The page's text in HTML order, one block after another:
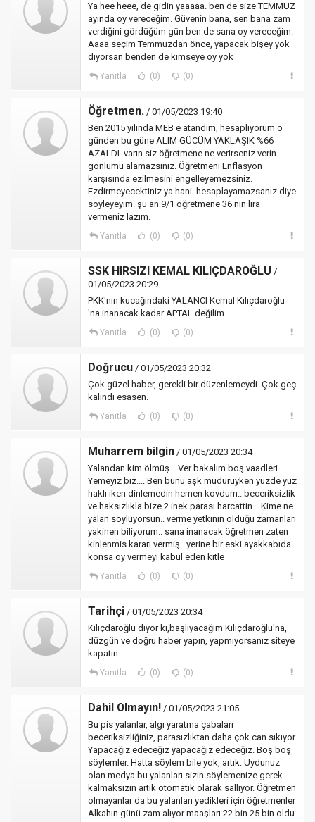
Ya hee heee, de gidin yaaaaa. ben de size TEMMUZ
ayında oy vereceğim. Güvenin bana, sen bana zam
verdiğini gördüğüm gün ben de sana oy vereceğim.
Aaaa seçim Temmuzdan önce, yapacak bişey yok
diyorsan benden de kimseye oy yok
Yanıtla (0) (0)
Öğretmen. / 01/05/2023 19:40
Ben 2015 yılında MEB e atandım, hesaplıyorum o
günden bu güne ALIM GÜCÜM YAKLAŞIK %66
AZALDI. varın siz öğretmene ne verirseniz verin
gönlümü alamazsınız. Öğretmeni Enflasyon
karşısında ezilmesini engelleyemezsiniz.
Ezdirmeyecektiniz ya hani. hesaplayamazsanız diye
söyleyeyim. şu an 9/1 öğretmene 36 nin lira
vermeniz lazım.
Yanıtla (0) (0)
SSK HIRSIZI KEMAL KILIÇDAROĞLU /
01/05/2023 20:29
PKK'nın kucağındaki YALANCI Kemal Kılıçdaroğlu
'na inanacak kadar APTAL değilim.
Yanıtla (0) (0)
Doğrucu / 01/05/2023 20:32
Çok güzel haber, gerekli bir düzenlemeydi. Çok geç
kalındı esasen.
Yanıtla (0) (0)
Muharrem bilgin / 01/05/2023 20:34
Yalandan kim ölmüş... Ver bakalım boş vaadleri...
Yemeyiz biz.... Ben bunu aşk muduruyken yüzde yüz
haklı iken dinlemedin hemen kovdum.. beceriksizlik
ve haksızlıkla bize 2 inek parası harcattin... Kime ne
yalan söylüyorsun.. verme yetkinin olduğu zamanları
yakinen biliyorum.. sana inanacak öğretmen zaten
kinlenmis kararı vermiş.. yerine bir eski ayakkabıda
konsa oy vermeyi kabul eden kitle
Yanıtla (0) (0)
Tarihçi / 01/05/2023 20:34
Kılıçdaroğlu diyor ki,başlıyacağım Kılıçdaroğlu'na,
düzgün ve doğru haber yapın, yapmıyorsanız siteye
kapatın.
Yanıtla (0) (0)
Dahil Olmayın! / 01/05/2023 21:05
Bu pis yalanlar, algı yaratma çabaları
beceriksizliğiniz, parasızlıktan daha çok can sıkıyor.
Yapacağız edeceğiz yapacağız edeceğiz. Boş boş
söylemler. Hatta söylem bile yok, artık. Uydunuz
olan medya bu yalanları sizin söylemenize gerek
kalmaksızın artık otomatik olarak sallıyor. Öğretmen
olmayanlar da bu yalanları yedikleri için öğretmenler
Alkahın günü zam alıyor maaşları 22 bin 25 bin oldu